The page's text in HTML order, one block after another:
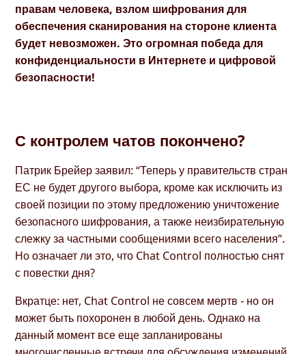
правам человека, взлом шифрования для
обеспечения сканирования на стороне клиента
будет невозможен. Это огромная победа для
конфиденциальности в Интернете и цифровой
безопасности!
С контролем чатов покончено?
Патрик Брейер заявил: “Теперь у правительств стран
ЕС не будет другого выбора, кроме как исключить из
своей позиции по этому предложению уничтожение
безопасного шифрования, а также неизбирательную
слежку за частными сообщениями всего населения”.
Но означает ли это, что Chat Control полностью снят
с повестки дня?
Вкратце: нет, Chat Control не совсем мертв - но он
может быть похоронен в любой день. Однако на
данный момент все еще запланированы